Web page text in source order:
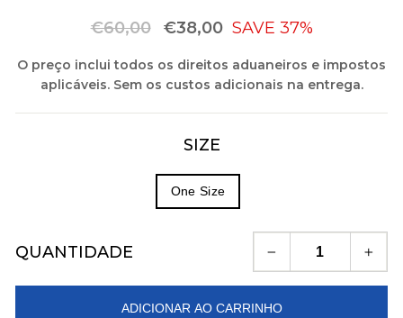
Preço
€60,00
Preço
saldo
€38,00 SAVE 37%
O preço inclui todos os direitos aduaneiros e impostos
aplicáveis. Sem os custos adicionais na entrega.
SIZE
One Size
QUANTIDADE
ADICIONAR AO CARRINHO